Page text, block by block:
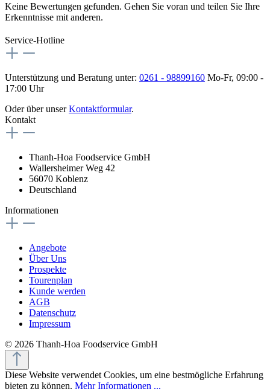
Keine Bewertungen gefunden. Gehen Sie voran und teilen Sie Ihre
Erkenntnisse mit anderen.
Service-Hotline
Unterstützung und Beratung unter: 0261 - 98899160 Mo-Fr, 09:00 -
17:00 Uhr
Oder über unserKontaktformular.
Kontakt
Thanh-Hoa Foodservice GmbH
Wallersheimer Weg 42
56070 Koblenz
Deutschland
Informationen
Angebote
Über Uns
Prospekte
Tourenplan
Kunde werden
AGB
Datenschutz
Impressum
© 2026 Thanh-Hoa Foodservice GmbH
Diese Website verwendet Cookies, um eine bestmögliche Erfahrung
bieten zu können. Mehr Informationen ...